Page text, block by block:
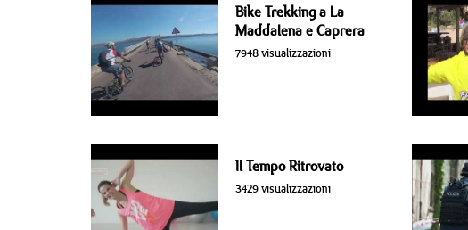
Bike Trekking a La
Maddalena e Caprera
7948 visualizzazioni
Il Tempo Ritrovato
3429 visualizzazioni